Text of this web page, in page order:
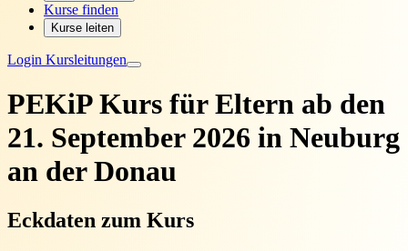
Kurse finden
Kurse leiten
Login Kursleitungen
PEKiP Kurs für Eltern ab den
21. September 2026 in Neuburg
an der Donau
Eckdaten zum Kurs